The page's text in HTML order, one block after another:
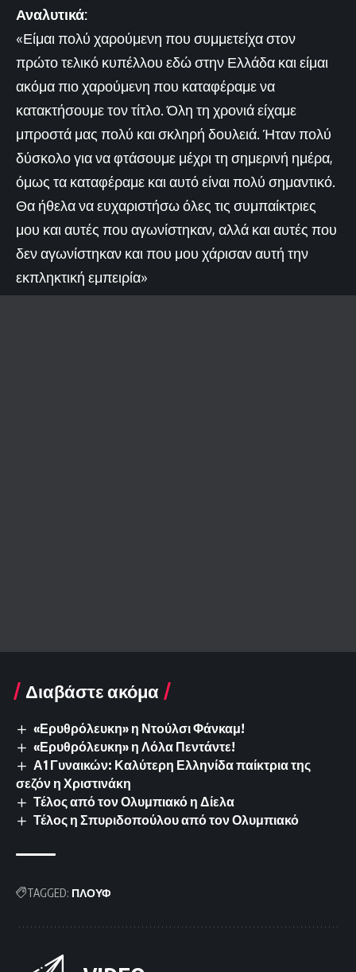
Αναλυτικά:
«Είμαι πολύ χαρούμενη που συμμετείχα στον
πρώτο τελικό κυπέλλου εδώ στην Ελλάδα και είμαι
ακόμα πιο χαρούμενη που καταφέραμε να
κατακτήσουμε τον τίτλο. Όλη τη χρονιά είχαμε
μπροστά μας πολύ και σκληρή δουλειά. Ήταν πολύ
δύσκολο για να φτάσουμε μέχρι τη σημερινή ημέρα,
όμως τα καταφέραμε και αυτό είναι πολύ σημαντικό.
Θα ήθελα να ευχαριστήσω όλες τις συμπαίκτριες
μου και αυτές που αγωνίστηκαν, αλλά και αυτές που
δεν αγωνίστηκαν και που μου χάρισαν αυτή την
εκπληκτική εμπειρία»
Διαβάστε ακόμα
«Ερυθρόλευκη» η Ντούλσι Φάνκαμ!
«Ερυθρόλευκη» η Λόλα Πεντάντε!
Α1 Γυναικών: Καλύτερη Ελληνίδα παίκτρια της
σεζόν η Χριστινάκη
Τέλος από τον Ολυμπιακό η Δίελα
Τέλος η Σπυριδοπούλου από τον Ολυμπιακό
TAGGED: ΠΛΟΥΦ